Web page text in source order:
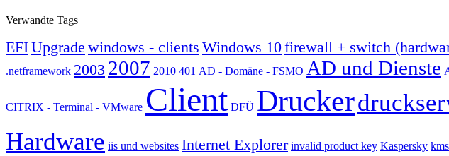
Verwandte Tags
EFIUpgrade windows - clients Windows 10firewall + switch
.netframework 2003 2007 2010 401 AD - Domäne - FSMO AD und Dienste
CITRIX - Terminal - VMware Client DFÜ Drucker
Hardware iis und websites Internet Explorer invalid product key Kaspersky kms